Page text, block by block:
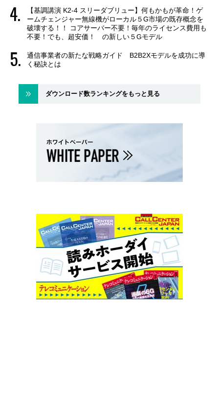
【基調講演 K2-4 スリーダブリュー】何もかもが革命！ゲ
ームチェンジャー無線機がローカル５G市場の既存概念を
破壊する！！ コアサーバー不要！毎年のライセンス費用も
不要！でも、超安価！ の新しい５Gモデル
通信事業者の新たな戦略ガイド B2B2Xモデルを成功に導
く秘訣とは
ダウンロード数ランキングをもっと見る